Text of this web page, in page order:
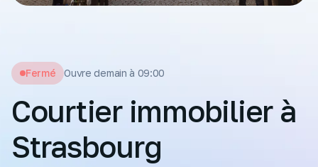
Fermé Ouvre demain à 09:00
Courtier immobilier à
Strasbourg